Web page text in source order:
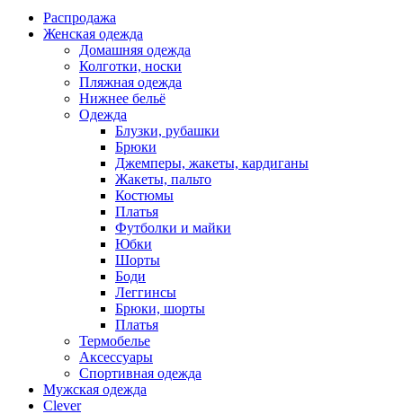
Распродажа
Женская одежда
Домашняя одежда
Колготки, носки
Пляжная одежда
Нижнее бельё
Одежда
Блузки, рубашки
Брюки
Джемперы, жакеты, кардиганы
Жакеты, пальто
Костюмы
Платья
Футболки и майки
Юбки
Шорты
Боди
Леггинсы
Брюки, шорты
Платья
Термобелье
Аксессуары
Спортивная одежда
Мужская одежда
Clever